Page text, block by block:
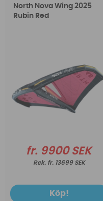
North Nova Wing 2025
Rubin Red
fr. 9900 SEK
fr. 13699 SEK
Köp!